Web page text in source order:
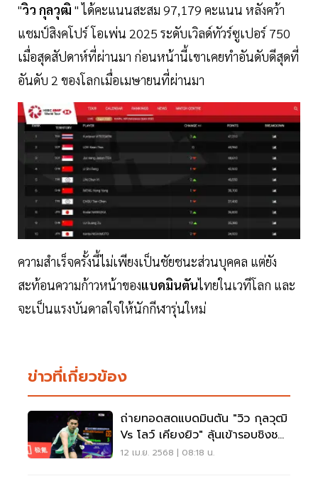
"วิว กุลวุฒิ " ได้คะแนนสะสม 97,179 คะแนน หลังคว้า
แชมป์สิงคโปร์ โอเพ่น 2025 ระดับเวิลด์ทัวร์ซูเปอร์ 750
เมื่อสุดสัปดาห์ที่ผ่านมา ก่อนหน้านี้เขาเคยทำอันดับดีสุดที่
อันดับ 2 ของโลกเมื่อเมษายนที่ผ่านมา
ความสำเร็จครั้งนี้ไม่เพียงเป็นชัยชนะส่วนบุคคล แต่ยัง
สะท้อนความก้าวหน้าของแบดมินตันไทยในเวทีโลก และ
จะเป็นแรงบันดาลใจให้นักกีฬารุ่นใหม่
ข่าวที่เกี่ยวข้อง
ถ่ายทอดสดแบดมินตัน "วิว กุลวุฒิ
Vs โลว์ เคียงยิว" ลุ้นเข้ารอบชิงชนะ
เลิศ
12 เม.ย. 2568 | 08:18 น.